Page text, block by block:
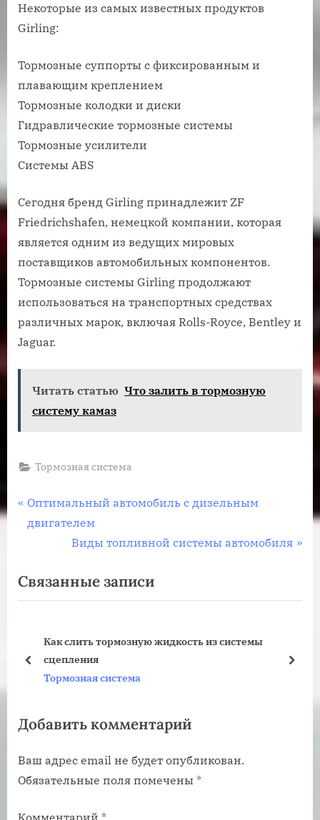
Некоторые из самых известных продуктов
Girling:
Тормозные суппорты с фиксированным и
плавающим креплением
Тормозные колодки и диски
Гидравлические тормозные системы
Тормозные усилители
Системы ABS
Сегодня бренд Girling принадлежит ZF
Friedrichshafen, немецкой компании, которая
является одним из ведущих мировых
поставщиков автомобильных компонентов.
Тормозные системы Girling продолжают
использоваться на транспортных средствах
различных марок, включая Rolls-Royce, Bentley и
Jaguar.
Читать статью Что залить в тормозную
систему камаз
Тормозная система
Навигация
по
П
р
ы
д
а
а
и
с
Оптимальный автомобиль с дизельным
двигателем
С
е
д
ю
щ
а
з
п
и
Виды топливной системы автомобиля
Связанные записи
Как слить тормозную жидкость из системы
сцепления
Тормозная система
пред
Добавить комментарий
Ваш адрес email не будет опубликован.
Обязательные поля помечены *
Комментарий *